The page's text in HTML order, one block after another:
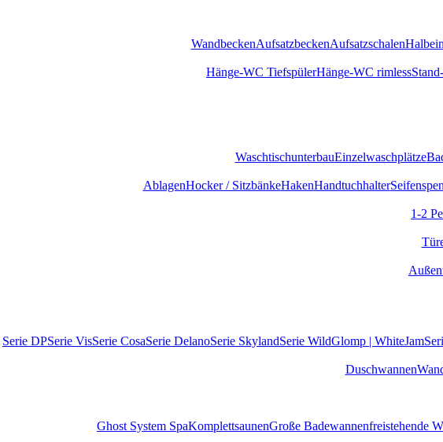
WandbeckenAufsatzbeckenAufsatzschalen
Hänge-WC TiefspülerHänge-WC rimless
WaschtischunterbauEinzelwaschplätze
AblagenHocker / SitzbänkeHakenHandtuchhalter
1-2
Serie DPSerie VisSerie CosaSerie DelanoSerie SkylandSerie WildGlomp | WhiteJam
Duschwannen
Ghost System SpaKomplettsaunenGroße Badewannenfreistehende